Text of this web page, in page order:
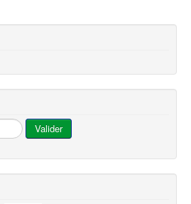
Valider